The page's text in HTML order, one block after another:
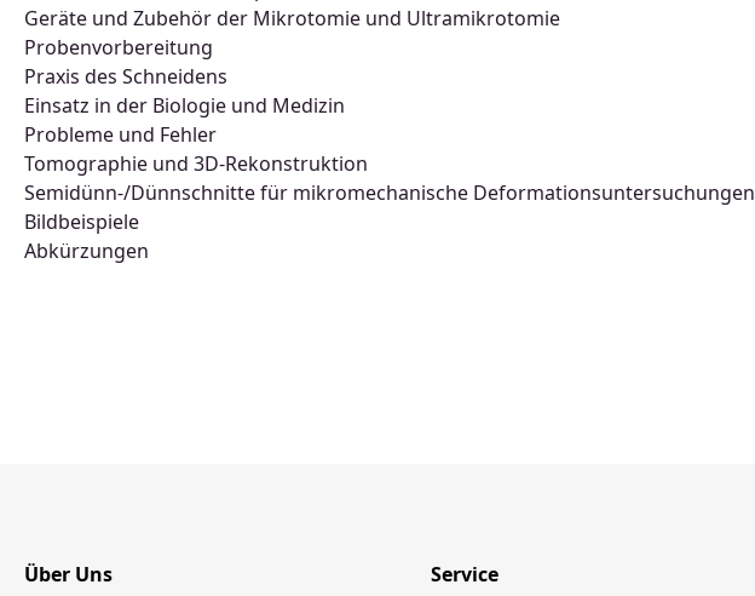
Geräte und Zubehör der Mikrotomie und Ultramikrotomie
Probenvorbereitung
Praxis des Schneidens
Einsatz in der Biologie und Medizin
Probleme und Fehler
Tomographie und 3D-Rekonstruktion
Semidünn-/Dünnschnitte für mikromechanische Deformationsuntersuchungen
Bildbeispiele
Abkürzungen
Über Uns Service